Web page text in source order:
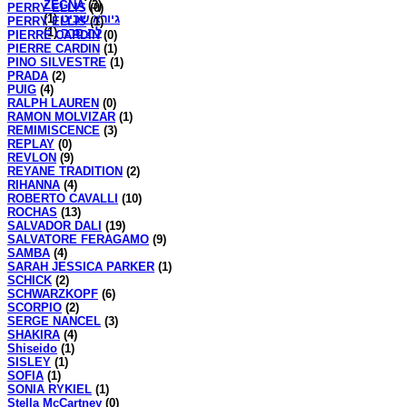
ZEGNA(3)
גיורא שביט(1)
לה סרה(1)
PERRY ELLIS (0)
PERRY ELLIS(1)
PIERRE CARDIN(0)
PIERRE CARDIN (1)
PINO SILVESTRE (1)
PRADA (2)
PUIG (4)
RALPH LAUREN (0)
RAMON MOLVIZAR (1)
REMIMISCENCE (3)
REPLAY (0)
REVLON (9)
REYANE TRADITION (2)
RIHANNA (4)
ROBERTO CAVALLI (10)
ROCHAS (13)
SALVADOR DALI (19)
SALVATORE FERAGAMO (9)
SAMBA (4)
SARAH JESSICA PARKER (1)
SCHICK (2)
SCHWARZKOPF (6)
SCORPIO (2)
SERGE NANCEL (3)
SHAKIRA (4)
Shiseido (1)
SISLEY (1)
SOFIA (1)
SONIA RYKIEL (1)
Stella McCartney (0)